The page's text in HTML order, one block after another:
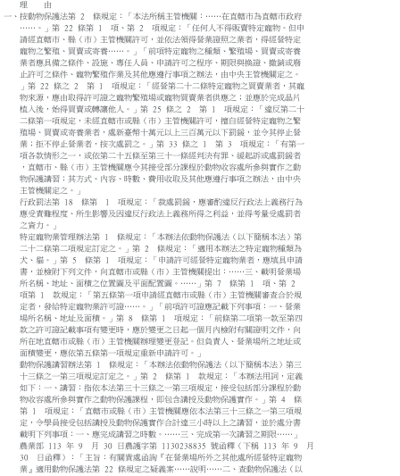
理 由
一、按動物保護法第 2 條規定：「本法所稱主管機關：……在直轄市為直轄市政府
……。」第 22 條第 1 項、第 2 項規定：「任何人不得販賣特定寵物。但申
請經直轄市、縣（市）主管機關許可，並依法領得營業證照之業者，得經營特定
寵物之繁殖、買賣或寄養……。」「前項特定寵物之種類、繁殖場、買賣或寄養
業者應具備之條件、設施、專任人員、申請許可之程序、期限與換證、撤銷或廢
止許可之條件、寵物繁殖作業及其他應遵行事項之辦法，由中央主管機關定之。
」第 22 條之 2 第 1 項規定：「經營第二十二條特定寵物之買賣業者，其寵
物來源，應由取得許可證之寵物繁殖場或寵物買賣業者供應之；並應於完成晶片
植入後，始得買賣或轉讓他人。」第 25 條之 2 第 1 項規定：「違反第二十
二條第一項規定，未經直轄市或縣（市）主管機關許可，擅自經營特定寵物之繁
殖場、買賣或寄養業者，處新臺幣十萬元以上三百萬元以下罰鍰，並令其停止營
業；拒不停止營業者，按次處罰之。」第 33 條之 1 第 3 項規定：「有第一
項各款情形之一，或依第二十五條至第三十一條經判決有罪、緩起訴或處罰鍰者
，直轄市、縣（市）主管機關應令其接受部分課程於動物收容處所參與實作之動
物保護講習；其方式、內容、時數、費用收取及其他應遵行事項之辦法，由中央
主管機關定之。」
行政罰法第 18 條第 1 項規定：「裁處罰鍰，應審酌違反行政法上義務行為
應受責難程度、所生影響及因違反行政法上義務所得之利益，並得考量受處罰者
之資力。」
特定寵物業管理辦法第 1 條規定：「本辦法依動物保護法（以下簡稱本法）第
二十二條第二項規定訂定之。」第 2 條規定：「適用本辦法之特定寵物種類為
犬、貓。」第 5 條第 1 項規定：「申請許可經營特定寵物業者，應填具申請
書，並檢附下列文件，向直轄市或縣（市）主管機關提出：……三、載明營業場
所名稱、地址、面積之位置圖及平面配置圖。……」第 7 條第 1 項、第 2
項第 1 款規定：「第五條第一項申請經直轄市或縣（市）主管機關審查合於規
定者，發給特定寵物業許可證……。」「前項許可證應記載下列事項：一、營業
場所名稱、地址及面積。」第 8 條第 1 項規定：「前條第二項第一款至第四
款之許可證記載事項有變更時，應於變更之日起一個月內檢附有關證明文件，向
所在地直轄市或縣（市）主管機關辦理變更登記。但負責人、營業場所之地址或
面積變更，應依第五條第一項規定重新申請許可。」
動物保護講習辦法第 1 條規定：「本辦法依動物保護法（以下簡稱本法）第三
十三條之一第三項規定訂定之。」第 2 條第 1 款規定：「本辦法用詞，定義
如下：一、講習：指依本法第三十三條之一第三項規定，接受包括部分課程於動
物收容處所參與實作之動物保護課程，即包含講授及動物保護實作。」第 4 條
第 1 項規定：「直轄市或縣（市）主管機關應依本法第三十三條之一第三項規
定，令學員接受包括講授及動物保護實作合計達三小時以上之講習，並於處分書
載明下列事項：一、應完成講習之時數。……三、完成第一次講習之期限……」
農業部 113 年 9 月 30 日農護字第 1130238835 號函釋（下稱 113 年 9 月
30 日函釋）：「主旨：有關貴處函詢『在營業場所外之其他處所經營特定寵物
業』適用動物保護法第 22 條規定之疑義案……說明……二、查動物保護法（以